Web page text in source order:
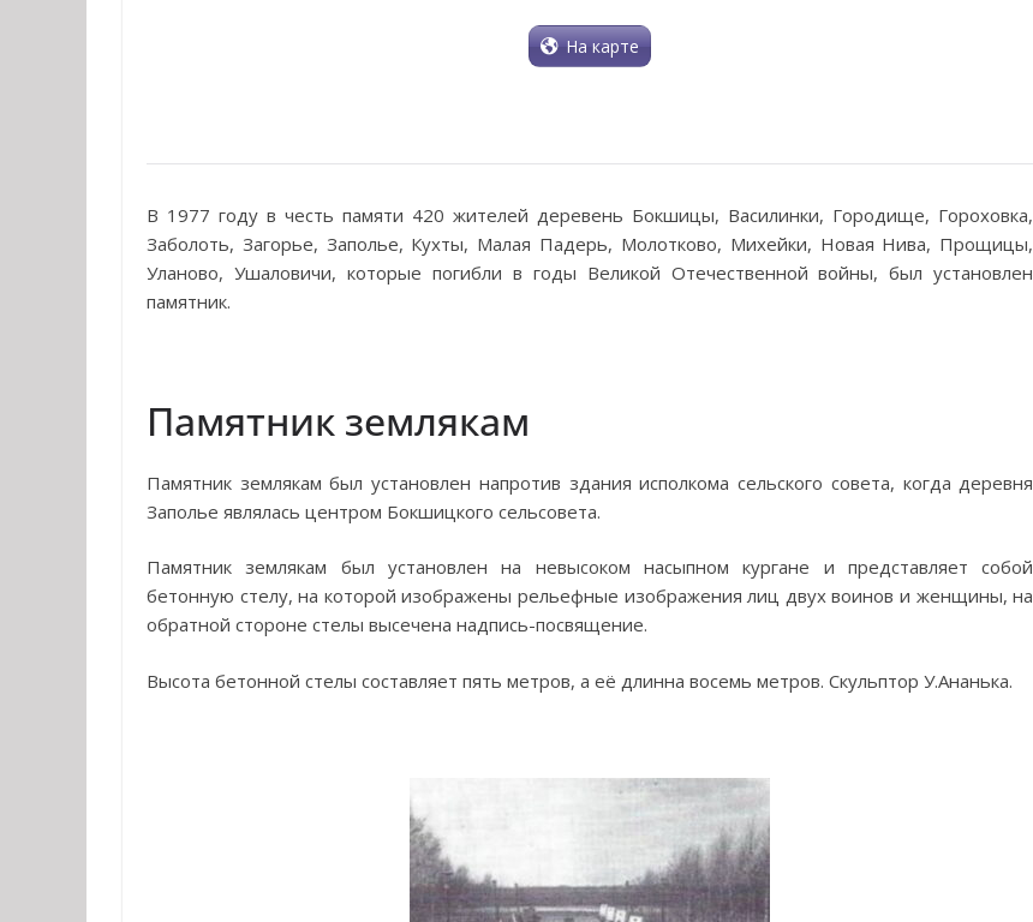
На карте
В 1977 году в честь памяти 420 жителей деревень Бокшицы, Василинки, Городище, Гороховка,
Заболоть, Загорье, Заполье, Кухты, Малая Падерь, Молотково, Михейки, Новая Нива, Прощицы,
Уланово, Ушаловичи, которые погибли в годы Великой Отечественной войны, был установлен
памятник.
Памятник землякам
Памятник землякам был установлен напротив здания исполкома сельского совета, когда деревня
Заполье являлась центром Бокшицкого сельсовета.
Памятник землякам был установлен на невысоком насыпном кургане и представляет собой
бетонную стелу, на которой изображены рельефные изображения лиц двух воинов и женщины, на
обратной стороне стелы высечена надпись-посвящение.
Высота бетонной стелы составляет пять метров, а её длинна восемь метров. Скульптор У.Ананька.